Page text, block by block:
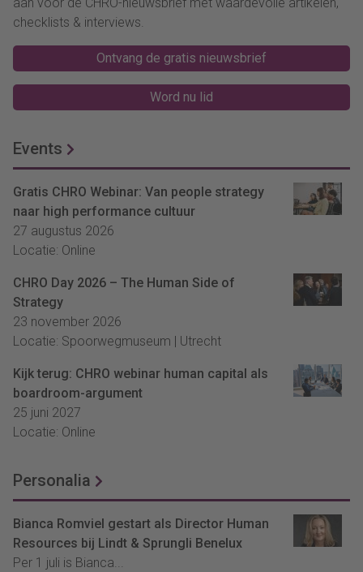
aan voor de CHRO-nieuwsbrief met waardevolle artikelen,
checklists & interviews.
Ontvang de gratis nieuwsbrief
Word nu lid
Events
Gratis CHRO Webinar: Van people strategy
naar high performance cultuur
27 augustus 2026
Locatie: Online
CHRO Day 2026 – The Human Side of
Strategy
23 november 2026
Locatie: Spoorwegmuseum | Utrecht
Kijk terug: CHRO webinar human capital als
boardroom-argument
25 juni 2027
Locatie: Online
Personalia
Bianca Romviel gestart als Director Human
Resources bij Lindt & Sprungli Benelux
Per 1 juli is Bianca...